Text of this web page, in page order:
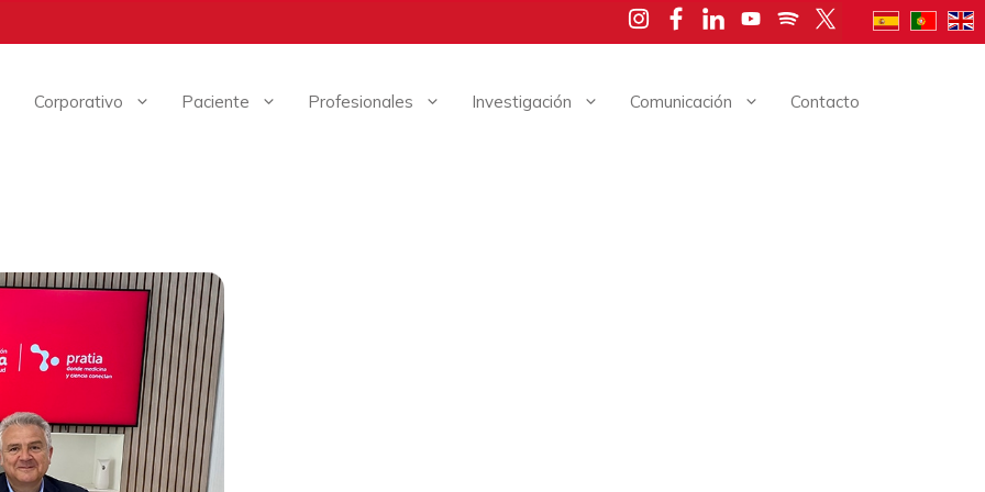
Corporativo Paciente Profesionales Investigación Comunicación Contacto